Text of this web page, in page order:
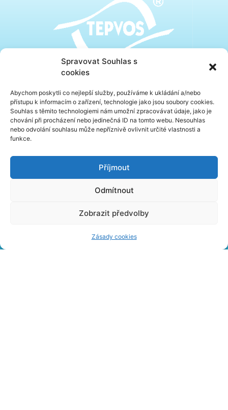
Spravovat Souhlas s
cookies
Abychom poskytli co nejlepší služby, používáme k ukládání a/nebo
přístupu k informacím o zařízení, technologie jako jsou soubory cookies.
Souhlas s těmito technologiemi nám umožní zpracovávat údaje, jako je
chování při procházení nebo jedinečná ID na tomto webu. Nesouhlas
nebo odvolání souhlasu může nepříznivě ovlivnit určité vlastnosti a
funkce.
Příjmout
Odmítnout
Zobrazit předvolby
Zásady cookies
PŘÁNÍ A PŘIPOMÍNKY
O nás Kontakty Návštěvní řády
Partneři